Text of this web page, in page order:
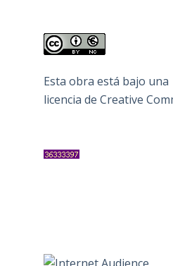
Esta obra está bajo una
licencia de Creative